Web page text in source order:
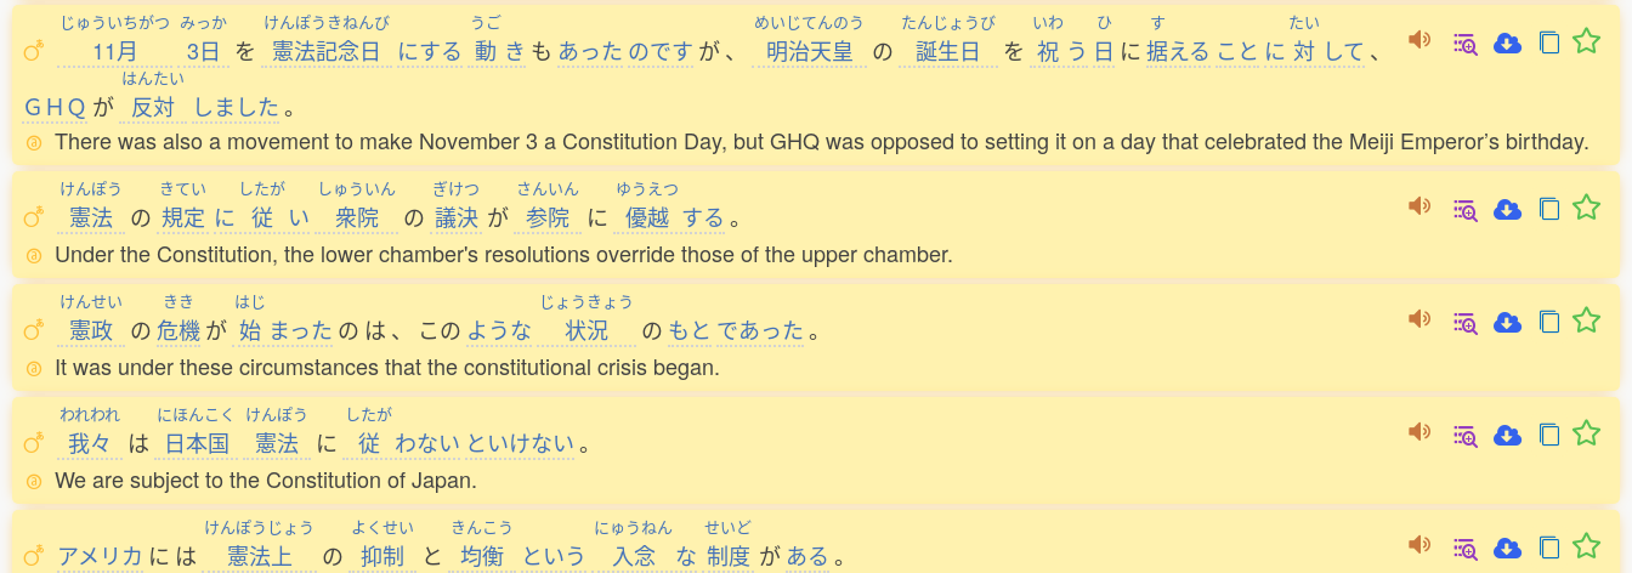
じゅういちがつ
11月
みっか
3日 を
けんぽうきねんび
憲法記念日 にする
うご
動 き も あった のです が、
めいじてんのう
明治天皇 の
たんじょうび
誕生日 を
いわ
祝 う
ひ
日 に
す
据える こと に
たい
対 して 、
ＧＨＱ が
はんたい
反対 しました。
There was also a movement to make November 3 a Constitution Day, but GHQ was opposed to setting it on a day that celebrated the Meiji Emperor’s birthday.
けんぽう
憲法 の
きてい
規定 に
したが
従 い
しゅういん
衆院 の
ぎけつ
議決 が
さんいん
参院 に
ゆうえつ
優越 する 。
Under the Constitution, the lower chamber's resolutions override those of the upper chamber.
けんせい
憲政 の
きき
危機が
はじ
始 まった の は 、 この ような
じょうきょう
状況 の もと であった。
It was under these circumstances that the constitutional crisis began.
われわれ
我々 は
にほんこく
日本国
けんぽう
憲法 に
したが
従 わない といけない。
We are subject to the Constitution of Japan.
アメリカ に は
けんぽうじょう
憲法上 の
よくせい
抑制 と
きんこう
均衡 という
にゅうねん
入念 な
せいど
制度 が ある 。